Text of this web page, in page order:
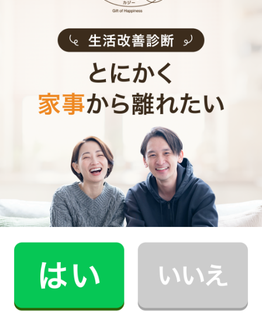
CaSyは、1時間2,790円(税込)からお使いいただけるカン
タン･便利･あんしんなお掃除代行･お料理代行サービスで
シンプルでお財布に優しい料金体系
スマホだけで24時間365日依頼可能（電話･事前訪問なし）
スタッフ･お客様双方への本人確認で安全
万が一の物損も損害保険があるから安心
（適応の範囲内）
初めての家事代行でどうお願いすればいいのか分からな
2時間5,900円（税込･交通費込）のお試しプラン
用意しております。
少しでも興味を持っていただけましたら、CaSyで家事代